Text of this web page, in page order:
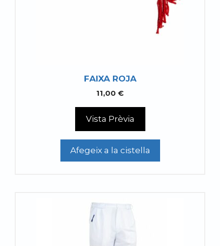
FAIXA ROJA
11,00 €
Vista Prèvia
Afegeix a la cistella